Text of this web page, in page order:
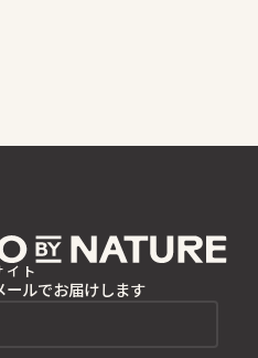
イト
ールでお届けします